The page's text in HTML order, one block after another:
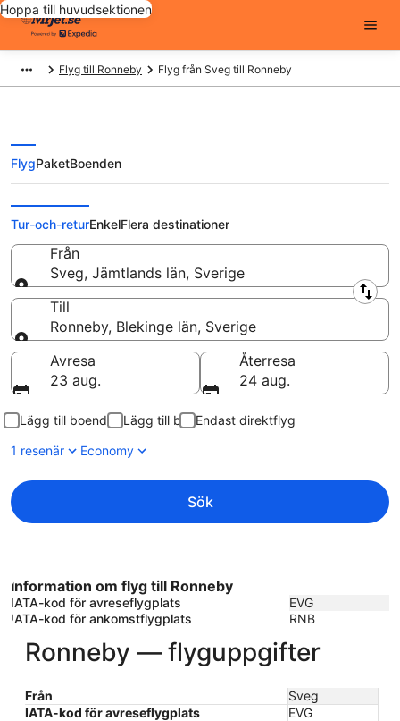
Hoppa till huvudsektionen
Flyg till Ronneby Flyg från Sveg till Ronneby
Flyg från Sveg till Ronneby från
FlygPaketBoenden
Tur-och-returEnkelFlera destinationer
Från
Sveg, Jämtlands län, Sverige
Från
Till
Ronneby, Blekinge län, Sverige
Till
Avresa
23 aug.
Återresa
24 aug.
Lägg till boende Lägg till bil
Endast direktflyg
1 resenär
Economy
Sök
Information om flyg till Ronneby
IATA-kod för avreseflygplats
EVG
IATA-kod för ankomstflygplats
RNB
Ronneby — flyguppgifter
Från
Sveg
IATA-kod för avreseflygplats
EVG